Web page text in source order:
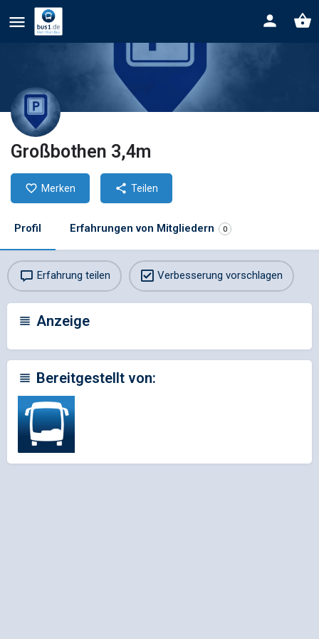
Großbothen 3,4m
Merken Teilen
Profil Erfahrungen von Mitgliedern 0
Erfahrung teilen Verbesserung vorschlagen
Anzeige
Bereitgestellt von: